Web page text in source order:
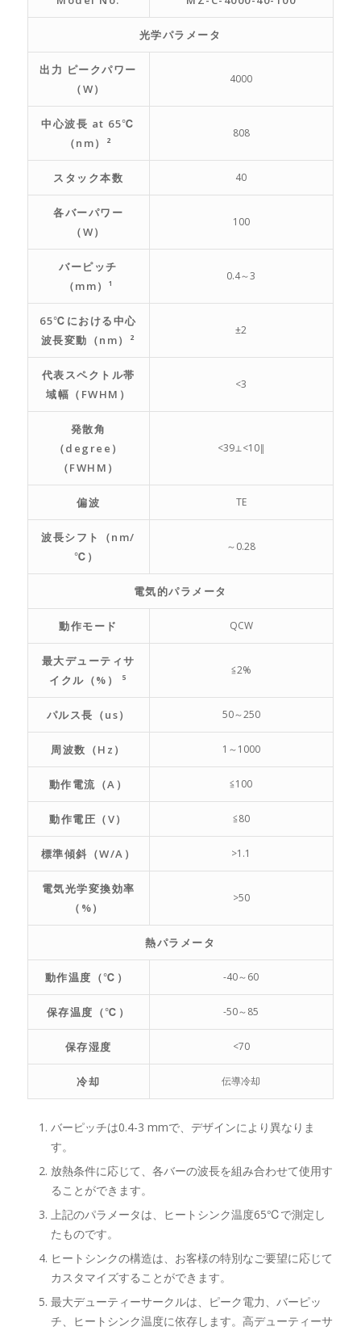
光学パラメータ
出力 ピークパワー
（W）
4000
中心波長 at 65℃
（nm）²
808
スタック本数 40
各バーパワー
（W）
100
バーピッチ
（mm）¹
0.4～3
65℃における中心
波長変動（nm）²
±2
代表スペクトル帯
域幅（FWHM）
<3
発散角
（degree）
（FWHM）
<39⊥<10‖
偏波 TE
波長シフト（nm/
℃）
～0.28
電気的パラメータ
動作モード QCW
最大デューティサ
イクル（%） ⁵
≦2%
パルス長（us） 50～250
周波数（Hz） 1～1000
動作電流（A） ≦100
動作電圧（V） ≦80
標準傾斜（W/A） >1.1
電気光学変換効率
（%）
>50
熱パラメータ
動作温度（℃） -40～60
保存温度（℃） -50～85
保存湿度 <70
冷却 伝導冷却
バーピッチは0.4-3 mmで、デザインにより異なりま
す。
放熱条件に応じて、各バーの波長を組み合わせて使用す
ることができます。
上記のパラメータは、ヒートシンク温度65℃で測定し
たものです。
ヒートシンクの構造は、お客様の特別なご要望に応じて
カスタマイズすることができます。
最大デューティーサークルは、ピーク電力、バーピッ
チ、ヒートシンク温度に依存します。高デューティーサ